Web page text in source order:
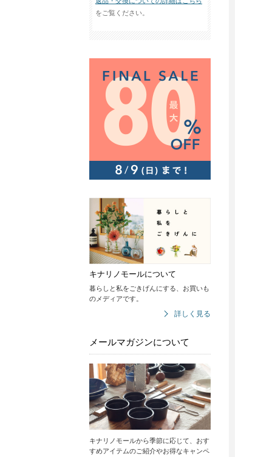
をご覧ください。
キナリノモールについて
暮らしと私をごきげんにする、お買いも
のメディアです。
詳しく見る
メールマガジンについて
キナリノモールから季節に応じて、おす
すめアイテムのご紹介やお得なキャンペ